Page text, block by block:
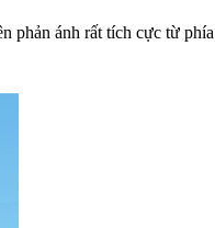
phản ánh rất tích cực từ